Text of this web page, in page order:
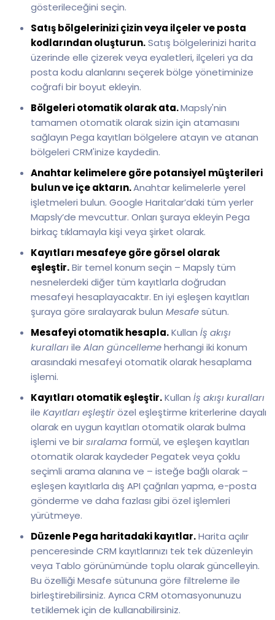
gösterileceğini seçin.
Satış bölgelerinizi çizin veya ilçeler ve posta
kodlarından oluşturun.Satış bölgelerinizi harita
üzerinde elle çizerek veya eyaletleri, ilçeleri ya da
posta kodu alanlarını seçerek bölge yönetiminize
coğrafi bir boyut ekleyin.
Bölgeleri otomatik olarak ata.Mapsly'nin
tamamen otomatik olarak sizin için atamasını
sağlayın Pega kayıtları bölgelere atayın ve atanan
bölgeleri CRM'inize kaydedin.
Anahtar kelimelere göre potansiyel müşterileri
bulun ve içe aktarın.Anahtar kelimelerle yerel
işletmeleri bulun. Google Haritalar’daki tüm yerler
Mapsly’de mevcuttur. Onları şuraya ekleyin Pega
birkaç tıklamayla kişi veya şirket olarak.
Kayıtları mesafeye göre görsel olarak
eşleştir.Bir temel konum seçin – Mapsly tüm
nesnelerdeki diğer tüm kayıtlarla doğrudan
mesafeyi hesaplayacaktır. En iyi eşleşen kayıtları
şuraya göre sıralayarak bulun Mesafesütun.
Mesafeyi otomatik hesapla.Kullan İş akışı
kuralları ile Alan güncellemeherhangi iki konum
arasındaki mesafeyi otomatik olarak hesaplama
işlemi.
Kayıtları otomatik eşleştir.Kullan İş akışı kuralları
ile Kayıtları eşleştirözel eşleştirme kriterlerine dayalı
olarak en uygun kayıtları otomatik olarak bulma
işlemi ve birsıralama formül, ve eşleşen kayıtları
otomatik olarak kaydeder Pegatek veya çoklu
seçimli arama alanına ve – isteğe bağlı olarak –
eşleşen kayıtlarla dış API çağrıları yapma, e-posta
gönderme ve daha fazlası gibi özel işlemleri
yürütmeye.
Düzenle Pega haritadaki kayıtlar.Harita açılır
penceresinde CRM kayıtlarınızı tek tek düzenleyin
veya Tablo görünümünde toplu olarak güncelleyin.
Bu özelliği Mesafe sütununa göre filtreleme ile
birleştirebilirsiniz. Ayrıca CRM otomasyonunuzu
tetiklemek için de kullanabilirsiniz.